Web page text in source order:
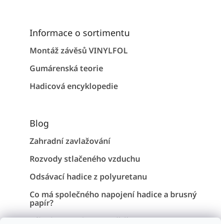
Informace o sortimentu
Montáž závěsů VINYLFOL
Gumárenská teorie
Hadicová encyklopedie
Blog
Zahradní zavlažování
Rozvody stlačeného vzduchu
Odsávací hadice z polyuretanu
Co má společného napojení hadice a brusný
papír?
Záhadu Stonehenge vyřešena !